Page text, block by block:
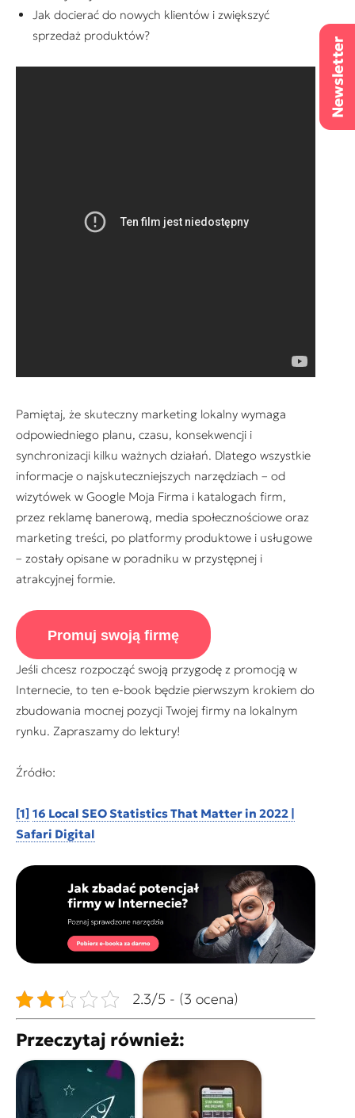
Jak docierać do nowych klientów i zwiększyć
sprzedaż produktów?
Pamiętaj, że skuteczny marketing lokalny wymaga
odpowiedniego planu, czasu, konsekwencji i
synchronizacji kilku ważnych działań. Dlatego wszystkie
informacje o najskuteczniejszych narzędziach – od
wizytówek w Google Moja Firma i katalogach firm,
przez reklamę banerową, media społecznościowe oraz
marketing treści, po platformy produktowe i usługowe
– zostały opisane w poradniku w przystępnej i
atrakcyjnej formie.
Promuj swoją firmę
Jeśli chcesz rozpocząć swoją przygodę z promocją w
Internecie, to ten e-book będzie pierwszym krokiem do
zbudowania mocnej pozycji Twojej firmy na lokalnym
rynku. Zapraszamy do lektury!
Źródło:
[1] 16 Local SEO Statistics That Matter in 2022 |
Safari Digital
2.3/5 - (3 ocena)
Przeczytaj również: